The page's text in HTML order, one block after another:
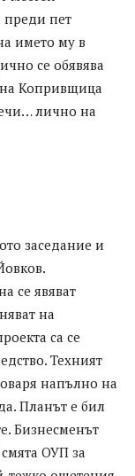
преди пет
името му в
се обявява
на Копривщица
лично на
заседание и
се явяват
на
са се
Техният
напълно на
Планът е бил
Бизнесменът
ОУП за